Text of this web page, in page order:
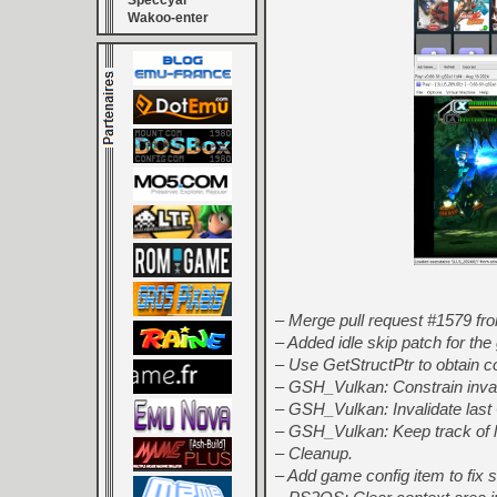
Wakoo-enter
– Merge pull request #1579
– Added idle skip patch for
– Use GetStructPtr to obtain
– GSH_Vulkan: Constrain
– GSH_Vulkan: Invalidate
– GSH_Vulkan: Keep track of
– Cleanup.
– Add game config item to fix